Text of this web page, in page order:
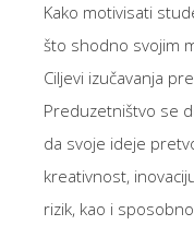
Kako motivisati
što shodno svojim
Ciljevi izučavanja
Preduzetništvo se
da svoje ideje
kreativnost,
rizik, kao i